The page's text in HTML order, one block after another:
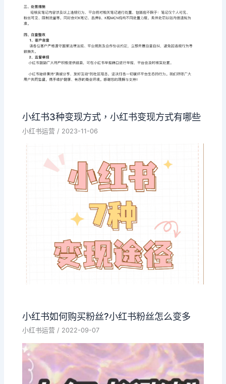
小红书3种变现方式，小红书变现方式有哪些
小红书运营 / 2023-11-06
小红书如何购买粉丝?小红书粉丝怎么变多
小红书运营 / 2022-09-07